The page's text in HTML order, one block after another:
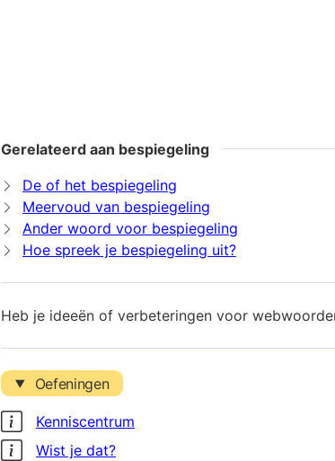
Gerelateerd aan bespiegeling
De of het bespiegeling
Meervoud van bespiegeling
Ander woord voor bespiegeling
Hoe spreek je bespiegeling uit?
Heb je ideeën of verbeteringen voor
Oefeningen
Kenniscentrum
Wist je dat?